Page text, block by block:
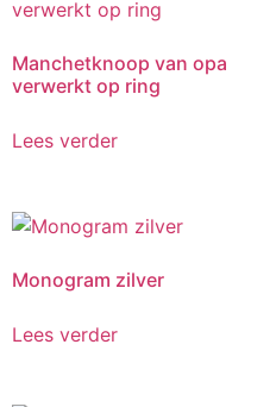
Manchetknoop van opa
verwerkt op ring
Lees verder
Monogram zilver
Lees verder